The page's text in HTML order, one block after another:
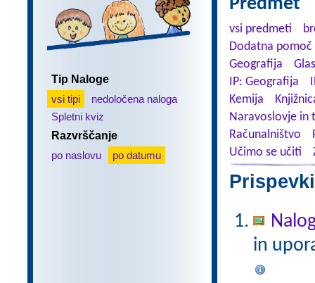
Tip Naloge
vsi tipi
nedoločena naloga
Spletni kviz
Razvrščanje
po naslovu
po datumu
Predmet
vsi predmeti
Dodatna
Geografija
IP: Geografija
Kemija
Naravoslovje in
Računalništvo
Učimo se učiti
in